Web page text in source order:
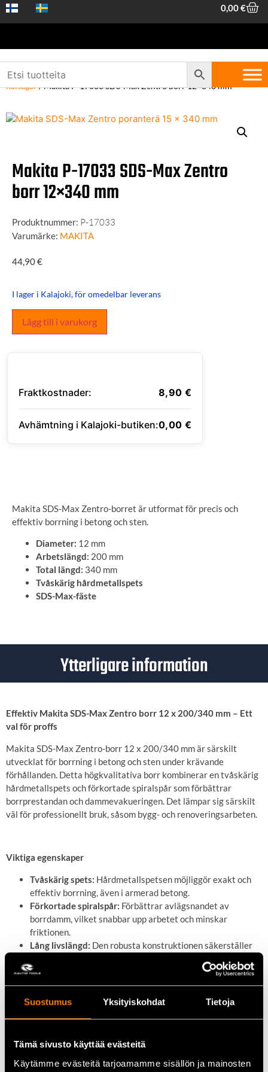
Suostumus Yksityiskohdat Tietoja
Tämä sivusto käyttää evästeitä
Käytämme evästeitä tarjoamamme sisällön ja mainosten
0,00€
Hem /Maskiner och verktyg /Borrar och
hålsågar/ Makita P-17033 SDS-Max Zentro borr 12×340 mm
Makita P-17033 SDS-Max Zentro
borr 12×340 mm
Produktnummer: P-17033
Varumärke: MAKITA
44,90€
I lager i Kalajoki, för omedelbar leverans
Lägg till i varukorg
Fraktkostnader: 8,90 €
Avhämtning i Kalajoki-butiken:0,00 €
Makita SDS-Max Zentro-borret är utformat för precis och
effektiv borrning i betong och sten.
Diameter: 12 mm
Arbetslängd: 200 mm
Total längd: 340 mm
Tvåskärig hårdmetallspets
SDS-Max-fäste
Ytterligare information
Effektiv Makita SDS-Max Zentro borr 12 x 200/340 mm – Ett
val för proffs
Makita SDS-Max Zentro-borr 12 x 200/340 mm är särskilt
utvecklat för borrning i betong och sten under krävande
förhållanden. Detta högkvalitativa borr kombinerar en tvåskärig
hårdmetallspets och förkortade spiralspår som förbättrar
borrprestandan och dammevakueringen. Det lämpar sig särskilt
väl för professionellt bruk, såsom bygg- och renoveringsarbeten.
Viktiga egenskaper
Tvåskärig spets: Hårdmetallspetsen möjliggör exakt och
effektiv borrning, även i armerad betong.
Förkortade spiralspår: Förbättrar avlägsnandet av
borrdamm, vilket snabbar upp arbetet och minskar
friktionen.
Lång livslängd: Den robusta konstruktionen säkerställer
Kompatibilitet:
Passar alla borrhammare med SDS-Max-
fäste.
Tekniska data
Diameter: 12 mm
Total längd:340 mm